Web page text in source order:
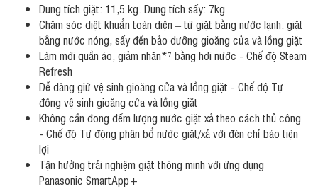
Dung tích giặt: 11,5 kg. Dung tích sấy: 7kg
Chăm sóc diệt khuẩn toàn diện – từ giặt bằng nước lạnh, giặt
bằng nước nóng, sấy đến bảo dưỡng gioăng cửa và lồng giặt
Làm mới quần áo, giảm nhăn*⁷ bằng hơi nước - Chế độ Steam
Refresh
Dễ dàng giữ vệ sinh gioăng cửa và lồng giặt - Chế độ Tự
động vệ sinh gioăng cửa và lồng giặt
Không cần đong đếm lượng nước giặt xả theo cách thủ công
- Chế độ Tự động phân bổ nước giặt/xả với đèn chỉ báo tiện
lợi
Tận hưởng trải nghiệm giặt thông minh với ứng dụng
Panasonic SmartApp+